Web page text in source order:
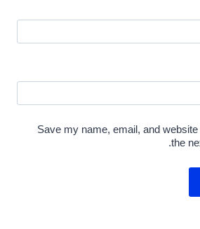
Save my name, email, and
the